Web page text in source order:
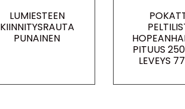
LUMIESTEEN
KIINNITYSRAUTA
PUNAINEN
PITUUS
LEVEYS